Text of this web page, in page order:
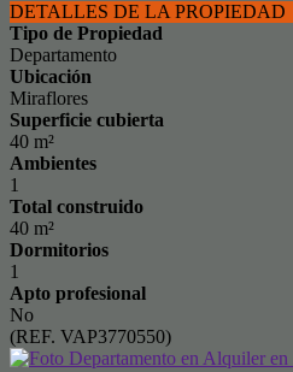
DETALLES DE LA PROPIEDAD
Tipo de Propiedad
Departamento
Ubicación
Miraflores
Superficie cubierta
40 m²
Ambientes
1
Total construido
40 m²
Dormitorios
1
Apto profesional
No
(REF. VAP3770550)